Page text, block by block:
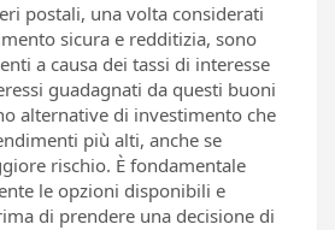
postali, una volta considerati
sicura e redditizia, sono
a causa dei tassi di interesse
guadagnati da questi buoni
alternative di investimento che
più alti, anche se
rischio. È fondamentale
le opzioni disponibili e
di prendere una decisione di